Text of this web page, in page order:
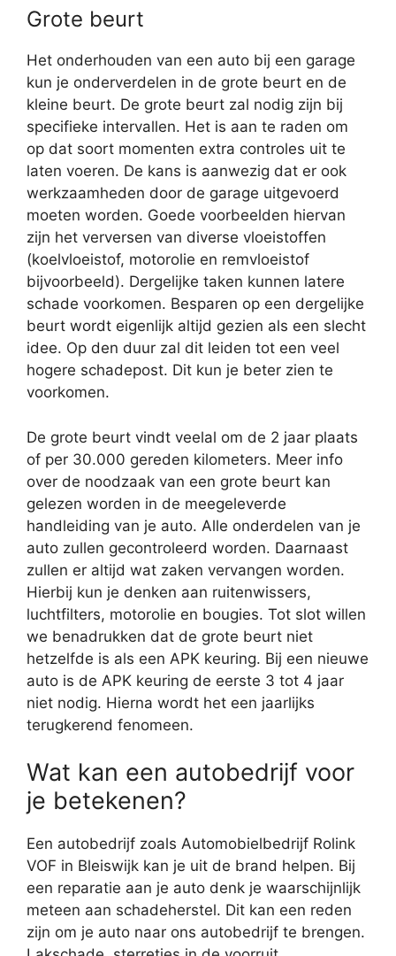
Grote beurt
Het onderhouden van een auto bij een garage
kun je onderverdelen in de grote beurt en de
kleine beurt. De grote beurt zal nodig zijn bij
specifieke intervallen. Het is aan te raden om
op dat soort momenten extra controles uit te
laten voeren. De kans is aanwezig dat er ook
werkzaamheden door de garage uitgevoerd
moeten worden. Goede voorbeelden hiervan
zijn het verversen van diverse vloeistoffen
(koelvloeistof, motorolie en remvloeistof
bijvoorbeeld). Dergelijke taken kunnen latere
schade voorkomen. Besparen op een dergelijke
beurt wordt eigenlijk altijd gezien als een slecht
idee. Op den duur zal dit leiden tot een veel
hogere schadepost. Dit kun je beter zien te
voorkomen.
De grote beurt vindt veelal om de 2 jaar plaats
of per 30.000 gereden kilometers. Meer info
over de noodzaak van een grote beurt kan
gelezen worden in de meegeleverde
handleiding van je auto. Alle onderdelen van je
auto zullen gecontroleerd worden. Daarnaast
zullen er altijd wat zaken vervangen worden.
Hierbij kun je denken aan ruitenwissers,
luchtfilters, motorolie en bougies. Tot slot willen
we benadrukken dat de grote beurt niet
hetzelfde is als een APK keuring. Bij een nieuwe
auto is de APK keuring de eerste 3 tot 4 jaar
niet nodig. Hierna wordt het een jaarlijks
terugkerend fenomeen.
Wat kan een autobedrijf voor
je betekenen?
Een autobedrijf zoals Automobielbedrijf Rolink
VOF in Bleiswijk kan je uit de brand helpen. Bij
een reparatie aan je auto denk je waarschijnlijk
meteen aan schadeherstel. Dit kan een reden
zijn om je auto naar ons autobedrijf te brengen.